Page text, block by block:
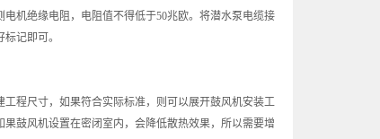
机绝缘电阻，电阻值不得低于50兆欧。将潜水泵电缆接
记即可。
程尺寸，如果符合实际标准，则可以展开鼓风机安装工
鼓风机设置在密闭室内，会降低散热效果，所以需要增